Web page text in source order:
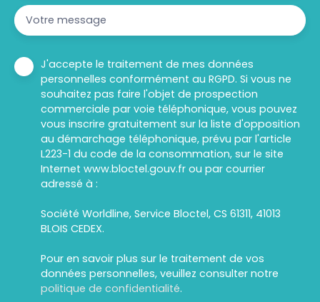
Votre message
J'accepte le traitement de mes données
personnelles conformément au RGPD. Si vous ne
souhaitez pas faire l'objet de prospection
commerciale par voie téléphonique, vous pouvez
vous inscrire gratuitement sur la liste d'opposition
au démarchage téléphonique, prévu par l'article
L223-1 du code de la consommation, sur le site
Internet www.bloctel.gouv.fr ou par courrier
adressé à :
Société Worldline, Service Bloctel, CS 61311, 41013
BLOIS CEDEX.
Pour en savoir plus sur le traitement de vos
données personnelles, veuillez consulter notre
politique de confidentialité.